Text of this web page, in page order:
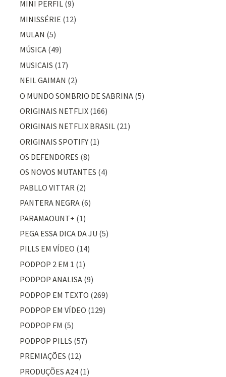
MINI PERFIL (9)
MINISSÉRIE (12)
MULAN (5)
MÚSICA (49)
MUSICAIS (17)
NEIL GAIMAN (2)
O MUNDO SOMBRIO DE SABRINA (5)
ORIGINAIS NETFLIX (166)
ORIGINAIS NETFLIX BRASIL (21)
ORIGINAIS SPOTIFY (1)
OS DEFENDORES (8)
OS NOVOS MUTANTES (4)
PABLLO VITTAR (2)
PANTERA NEGRA (6)
PARAMAOUNT+ (1)
PEGA ESSA DICA DA JU (5)
PILLS EM VÍDEO (14)
PODPOP 2 EM 1 (1)
PODPOP ANALISA (9)
PODPOP EM TEXTO (269)
PODPOP EM VÍDEO (129)
PODPOP FM (5)
PODPOP PILLS (57)
PREMIAÇÕES (12)
PRODUÇÕES A24 (1)